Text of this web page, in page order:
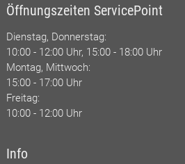
Öffnungszeiten ServicePoint
Dienstag, Donnerstag:
10:00 - 12:00 Uhr, 15:00 - 18:00 Uhr
Montag, Mittwoch:
15:00 - 17:00 Uhr
Freitag:
10:00 - 12:00 Uhr
Info